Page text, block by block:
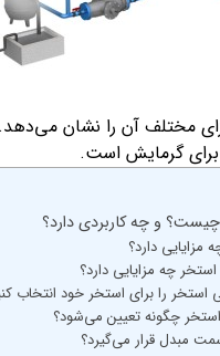
مختلف آن را نشان
گرمایش است.
و چه کاربردی دارد؟
دارد؟
چه مزایایی دارد؟
را برای استخر خود انتخاب
استخر چگونه تعیین می‌شود؟
مبدل قرار می‌گیرد؟